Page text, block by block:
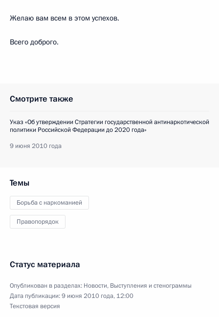
Желаю вам всем в этом успехов.
Всего доброго.
Смотрите также
Указ «Об утверждении Стратегии государственной антинаркотической
политики Российской Федерации до 2020 года»
9 июня 2010 года
Темы
Борьба с наркоманией
Правопорядок
Статус материала
Опубликован в разделах: Новости, Выступления и стенограммы
Дата публикации:9 июня 2010 года, 12:00
Текстовая версия